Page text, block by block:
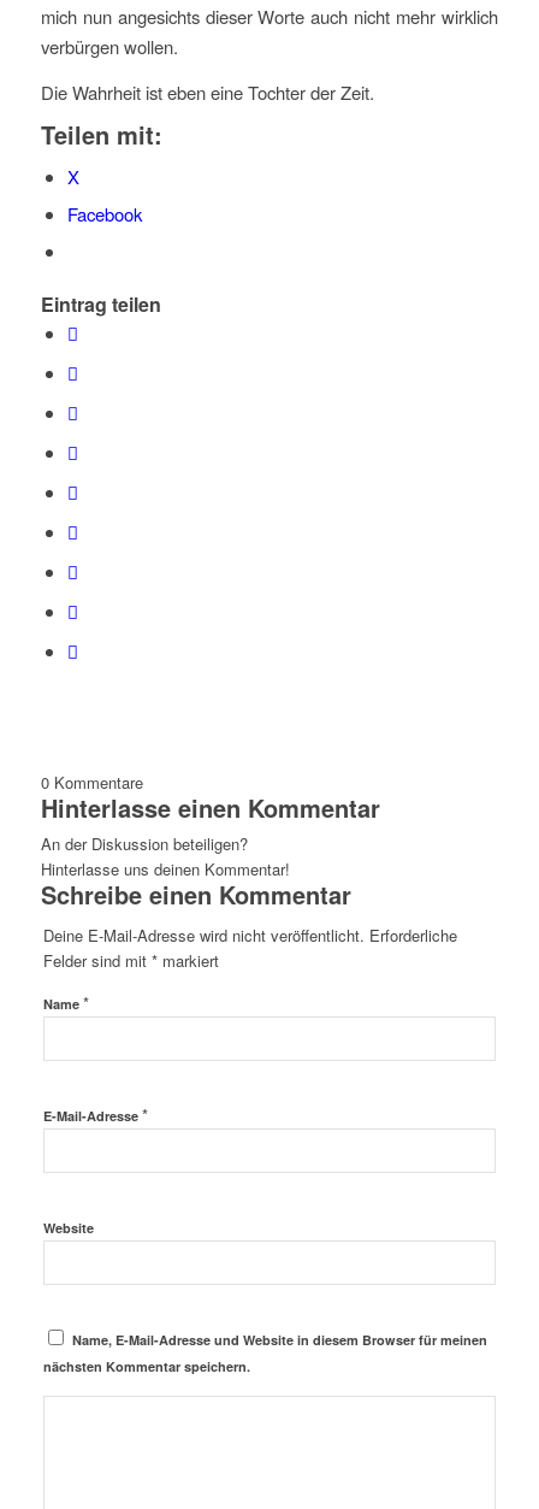
mich nun angesichts dieser Worte auch nicht mehr wirklich
verbürgen wollen.
Die Wahrheit ist eben eine Tochter der Zeit.
Teilen mit:
X
Facebook
Eintrag teilen
0 Kommentare
Hinterlasse einen Kommentar
An der Diskussion beteiligen?
Hinterlasse uns deinen Kommentar!
Schreibe einen Kommentar
Deine E-Mail-Adresse wird nicht veröffentlicht. Erforderliche
Felder sind mit *markiert
Name *
E-Mail-Adresse *
Website
Name, E-Mail-Adresse und Website in diesem Browser für meinen
nächsten Kommentar speichern.